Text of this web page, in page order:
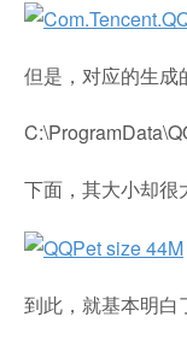
但是，对应的生成
下面，其大小却很
到此，就基本明白